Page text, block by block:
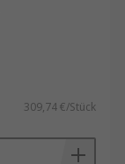
309,74 €/Stück